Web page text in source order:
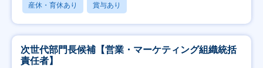
産休・育休あり 賞与あり
次世代部門長候補【営業・マーケティング組織統括
責任者】